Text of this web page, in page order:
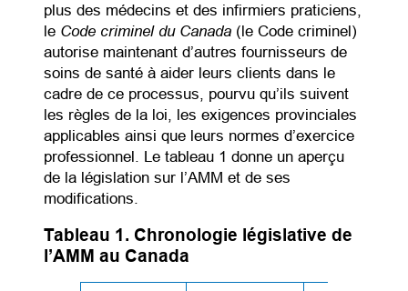
plus des médecins et des infirmiers praticiens,
le Code criminel du Canada (le Code criminel)
autorise maintenant d’autres fournisseurs de
soins de santé à aider leurs clients dans le
cadre de ce processus, pourvu qu’ils suivent
les règles de la loi, les exigences provinciales
applicables ainsi que leurs normes d’exercice
professionnel. Le tableau 1 donne un aperçu
de la législation sur l’AMM et de ses
modifications.
Tableau 1. Chronologie législative de
l’AMM au Canada